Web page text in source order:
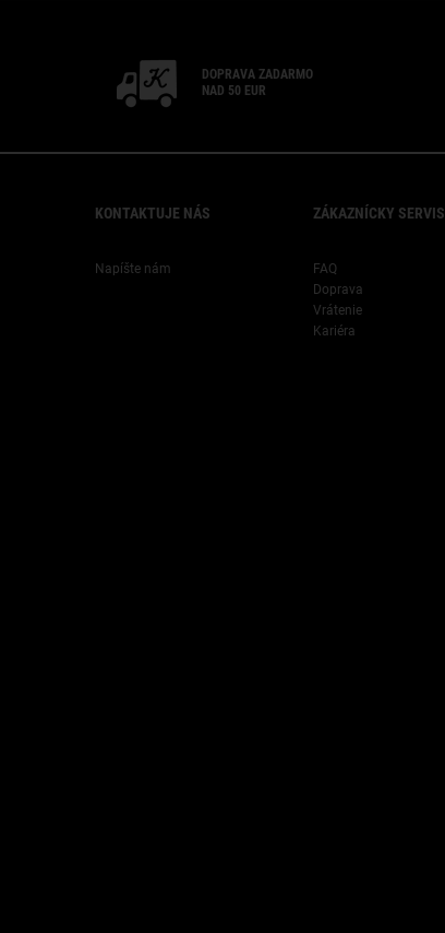
DOPRAVA ZADARMO
NAD 50 EUR
KONTAKTUJE NÁS
Napíšte nám
ZÁKAZNÍCKY SERVIS
FAQ
Doprava
Vrátenie
Kariéra